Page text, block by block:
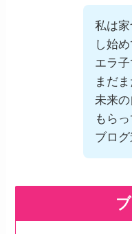
私は
し始
エラ子
まだ
未来
もら
ブロ